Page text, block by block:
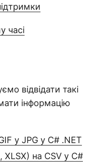
часі
відвідати такі
інформацію
у JPG у C# .NET
XLSX) на CSV у C#